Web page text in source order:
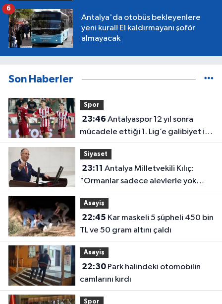
Antalya'da otobüs bekleyenlere
yeni kural! El kaldırmayanı şoför
almayacak
6
Son Haberler
Spor
23:46
mücadele ettiği 1. Lig’e galibiyet ile
başladı
Siyaset
23:11
"Ormanlar sadece alevlerle yok
olmuyor"
Asayiş
22:45
TL ve 50 gram altını çaldı
Asayiş
22:30Park halindeki otomobilin
camlarını kırdı
Spor